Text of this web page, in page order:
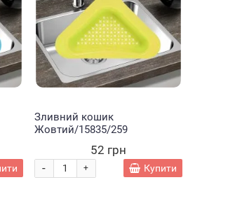
Хіт
Зливний кошик
Жовтий/15835/259
52 грн
+
- Купити